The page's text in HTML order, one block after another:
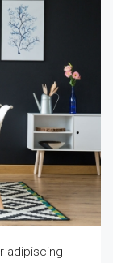
adipiscing